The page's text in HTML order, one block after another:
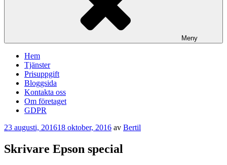
Meny
Hem
Tjänster
Prisuppgift
Bloggsida
Kontakta oss
Om företaget
GDPR
Publicerat
23 augusti, 201618 oktober, 2016 av Bertil
Skrivare Epson special